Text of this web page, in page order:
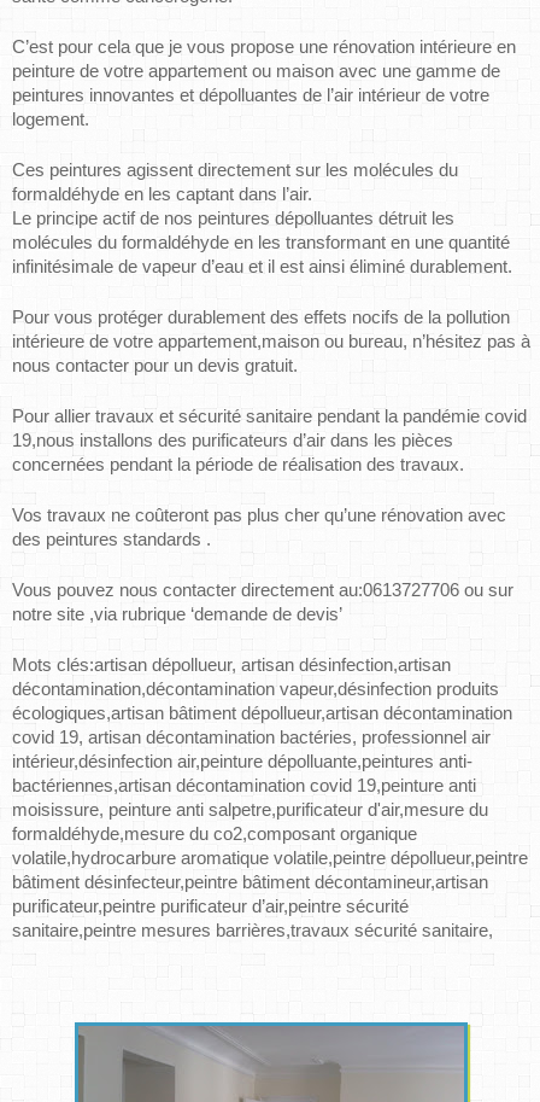
C’est pour cela que je vous propose une rénovation intérieure en
peinture de votre appartement ou maison avec une gamme de
peintures innovantes et dépolluantes de l’air intérieur de votre
logement.
Ces peintures agissent directement sur les molécules du
formaldéhyde en les captant dans l’air.
Le principe actif de nos peintures dépolluantes détruit les
molécules du formaldéhyde en les transformant en une quantité
infinitésimale de vapeur d’eau et il est ainsi éliminé durablement.
Pour vous protéger durablement des effets nocifs de la pollution
intérieure de votre appartement,maison ou bureau, n’hésitez pas à
nous contacter pour un devis gratuit.
Pour allier travaux et sécurité sanitaire pendant la pandémie covid
19,nous installons des purificateurs d’air dans les pièces
concernées pendant la période de réalisation des travaux.
Vos travaux ne coûteront pas plus cher qu’une rénovation avec
des peintures standards .
Vous pouvez nous contacter directement au:0613727706 ou sur
notre site ,via rubrique ‘demande de devis’
Mots clés:artisan dépollueur, artisan désinfection,artisan
décontamination,décontamination vapeur,désinfection produits
écologiques,artisan bâtiment dépollueur,artisan décontamination
covid 19, artisan décontamination bactéries, professionnel air
intérieur,désinfection air,peinture dépolluante,peintures anti-
bactériennes,artisan décontamination covid 19,peinture anti
moisissure, peinture anti salpetre,purificateur d'air,mesure du
formaldéhyde,mesure du co2,composant organique
volatile,hydrocarbure aromatique volatile,peintre dépollueur,peintre
bâtiment désinfecteur,peintre bâtiment décontamineur,artisan
purificateur,peintre purificateur d’air,peintre sécurité
sanitaire,peintre mesures barrières,travaux sécurité sanitaire,